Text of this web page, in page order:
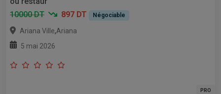
10000 DT
897 DT Négociable
Ariana Ville,Ariana
5 mai 2026
PRO